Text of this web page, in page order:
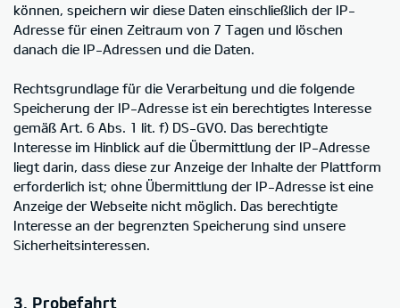
können, speichern wir diese Daten einschließlich der IP-
Adresse für einen Zeitraum von 7 Tagen und löschen
danach die IP-Adressen und die Daten.
Rechtsgrundlage für die Verarbeitung und die folgende
Speicherung der IP-Adresse ist ein berechtigtes Interesse
gemäß Art. 6 Abs. 1 lit. f) DS-GVO. Das berechtigte
Interesse im Hinblick auf die Übermittlung der IP-Adresse
liegt darin, dass diese zur Anzeige der Inhalte der Plattform
erforderlich ist; ohne Übermittlung der IP-Adresse ist eine
Anzeige der Webseite nicht möglich. Das berechtigte
Interesse an der begrenzten Speicherung sind unsere
Sicherheitsinteressen.
3. Probefahrt